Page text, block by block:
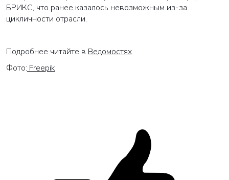
БРИКС, что ранее казалось невозможным из-за
цикличности отрасли.
Подробнее читайте в Ведомостях
Фото: Freepik